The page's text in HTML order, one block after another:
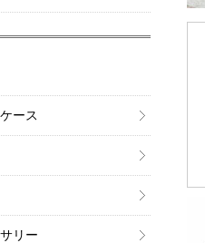
ース
リー